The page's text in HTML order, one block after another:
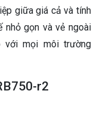
giữa giá cả và tính
nhỏ gọn và vẻ ngoài
với mọi môi trường
r2